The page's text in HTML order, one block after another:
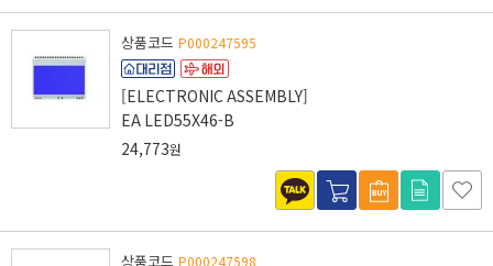
상품코드 P000247595
[ELECTRONIC ASSEMBLY]
EA LED55X46-B
24,773원
상품코드 P000247598